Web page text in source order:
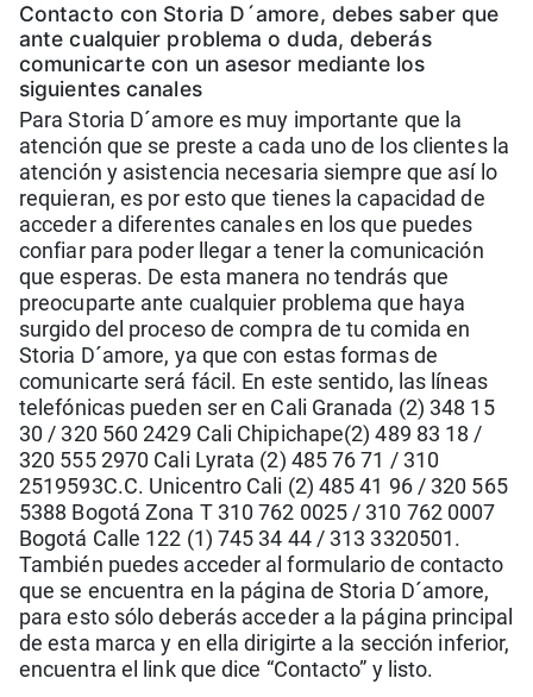
Contacto con Storia D´amore, debes saber que
ante cualquier problema o duda, deberás
comunicarte con un asesor mediante los
siguientes canales
Para Storia D´amore es muy importante que la
atención que se preste a cada uno de los clientes la
atención y asistencia necesaria siempre que así lo
requieran, es por esto que tienes la capacidad de
acceder a diferentes canales en los que puedes
confiar para poder llegar a tener la comunicación
que esperas. De esta manera no tendrás que
preocuparte ante cualquier problema que haya
surgido del proceso de compra de tu comida en
Storia D´amore, ya que con estas formas de
comunicarte será fácil. En este sentido, las líneas
telefónicas pueden ser en Cali Granada (2) 348 15
30 / 320 560 2429 Cali Chipichape(2) 489 83 18 /
320 555 2970 Cali Lyrata (2) 485 76 71 / 310
2519593C.C. Unicentro Cali (2) 485 41 96 / 320 565
5388 Bogotá Zona T 310 762 0025 / 310 762 0007
Bogotá Calle 122 (1) 745 34 44 / 313 3320501.
También puedes acceder al formulario de contacto
que se encuentra en la página de Storia D´amore,
para esto sólo deberás acceder a la página principal
de esta marca y en ella dirigirte a la sección inferior,
encuentra el link que dice “Contacto” y listo.